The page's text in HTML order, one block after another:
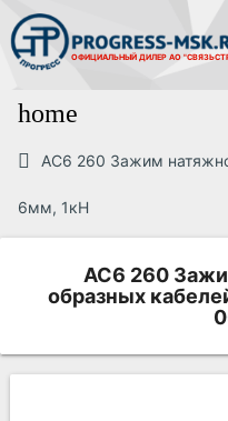
ОФИЦИАЛЬНЫЙ ДИЛЕР АО
home
AC6 260 Зажим
6мм, 1кН
AC6 260
образных